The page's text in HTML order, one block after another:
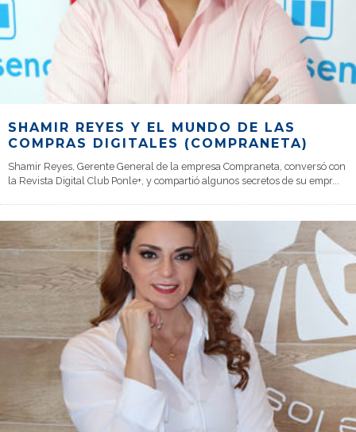
SHAMIR REYES Y EL MUNDO DE LAS
COMPRAS DIGITALES (COMPRANETA)
Shamir Reyes, Gerente General de la empresa Compraneta, conversó con
la Revista Digital Club Ponle+, y compartió algunos secretos de su empr...